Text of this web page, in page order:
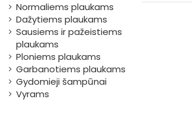
Normaliems plaukams
Dažytiems plaukams
Sausiems ir pažeistiems
plaukams
Ploniems plaukams
Garbanotiems plaukams
Gydomieji šampūnai
Vyrams